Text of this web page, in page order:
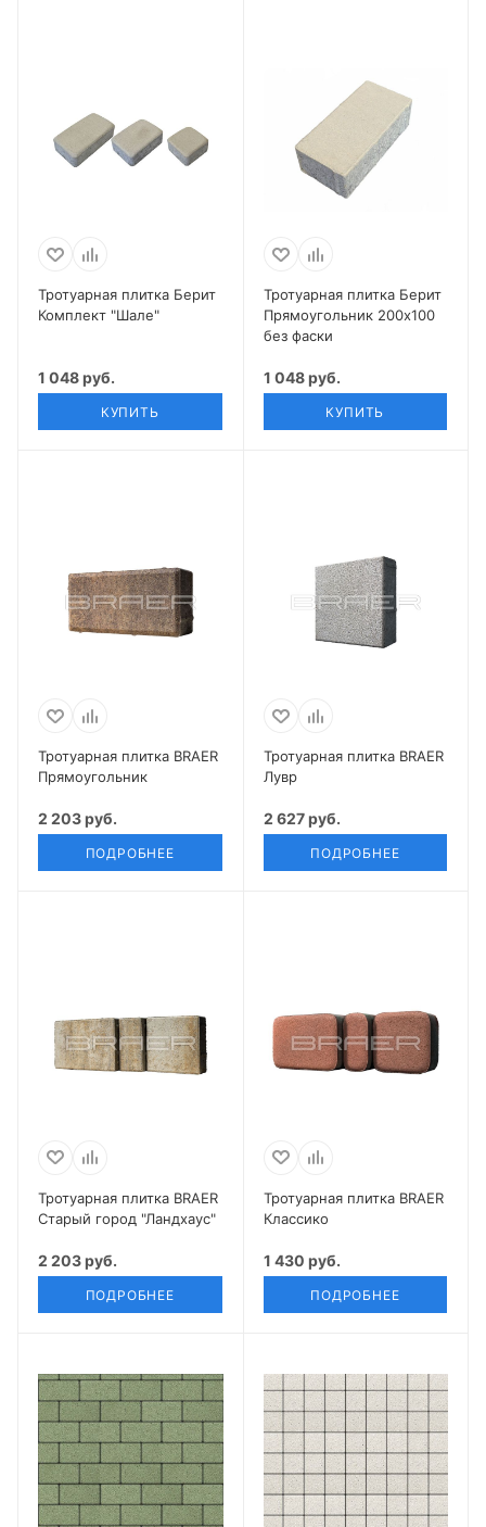
Тротуарная плитка Берит
Комплект "Шале"
1 048 руб.
КУПИТЬ
Тротуарная плитка Берит
Прямоугольник 200х100
без фаски
1 048 руб.
КУПИТЬ
Тротуарная плитка BRAER
Прямоугольник
2 203 руб.
ПОДРОБНЕЕ
Тротуарная плитка BRAER
Лувр
2 627 руб.
ПОДРОБНЕЕ
Тротуарная плитка BRAER
Старый город "Ландхаус"
2 203 руб.
ПОДРОБНЕЕ
Тротуарная плитка BRAER
Классико
1 430 руб.
ПОДРОБНЕЕ